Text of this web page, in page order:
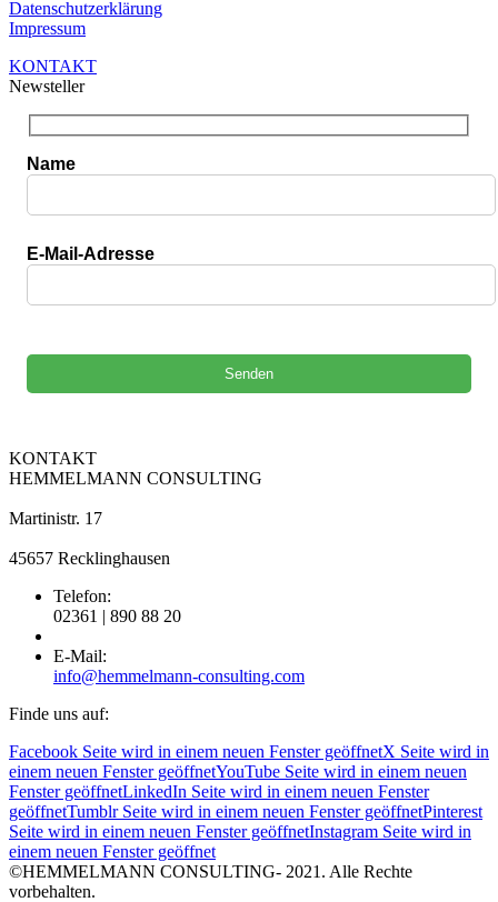
Datenschutzerklärung
Impressum
KONTAKT
Newsteller
Name
E-Mail-Adresse
KONTAKT
HEMMELMANN CONSULTING
Martinistr. 17
45657 Recklinghausen
Telefon:
02361 | 890 88 20
E-Mail:
info@hemmelmann-consulting.com
Finde uns auf:
Facebook Seite wird in einem neuen Fenster geöffnetX Seite wird in
einem neuen Fenster geöffnetYouTube Seite wird in einem neuen
Fenster geöffnetLinkedIn Seite wird in einem neuen Fenster
geöffnetTumblr Seite wird in einem neuen Fenster geöffnetPinterest
Seite wird in einem neuen Fenster geöffnetInstagram Seite wird in
einem neuen Fenster geöffnet
©HEMMELMANN CONSULTING- 2021. Alle Rechte
vorbehalten.